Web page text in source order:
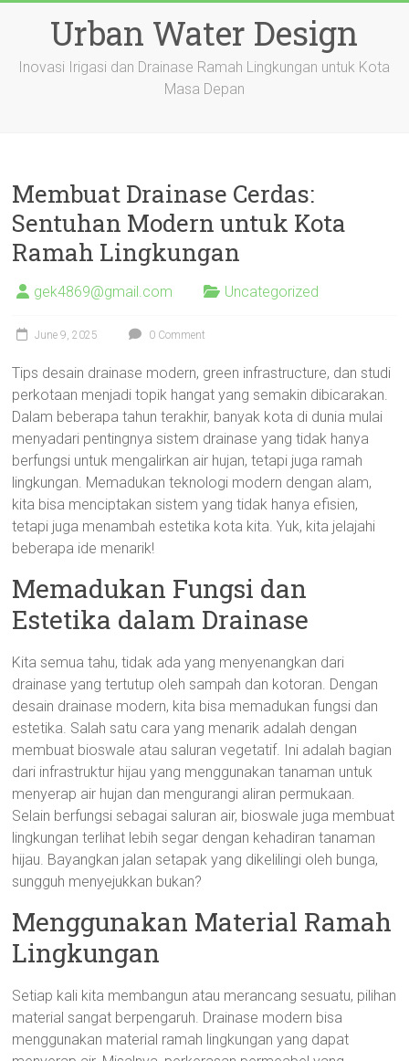
Urban Water Design
Inovasi Irigasi dan Drainase Ramah Lingkungan untuk Kota
Masa Depan
Membuat Drainase Cerdas:
Sentuhan Modern untuk Kota
Ramah Lingkungan
gek4869@gmail.com Uncategorized
June 9, 2025 0 Comment
Tips desain drainase modern, green infrastructure, dan studi
perkotaan menjadi topik hangat yang semakin dibicarakan.
Dalam beberapa tahun terakhir, banyak kota di dunia mulai
menyadari pentingnya sistem drainase yang tidak hanya
berfungsi untuk mengalirkan air hujan, tetapi juga ramah
lingkungan. Memadukan teknologi modern dengan alam,
kita bisa menciptakan sistem yang tidak hanya efisien,
tetapi juga menambah estetika kota kita. Yuk, kita jelajahi
beberapa ide menarik!
Memadukan Fungsi dan
Estetika dalam Drainase
Kita semua tahu, tidak ada yang menyenangkan dari
drainase yang tertutup oleh sampah dan kotoran. Dengan
desain drainase modern, kita bisa memadukan fungsi dan
estetika. Salah satu cara yang menarik adalah dengan
membuat bioswale atau saluran vegetatif. Ini adalah bagian
dari infrastruktur hijau yang menggunakan tanaman untuk
menyerap air hujan dan mengurangi aliran permukaan.
Selain berfungsi sebagai saluran air, bioswale juga membuat
lingkungan terlihat lebih segar dengan kehadiran tanaman
hijau. Bayangkan jalan setapak yang dikelilingi oleh bunga,
sungguh menyejukkan bukan?
Menggunakan Material Ramah
Lingkungan
Setiap kali kita membangun atau merancang sesuatu, pilihan
material sangat berpengaruh. Drainase modern bisa
menggunakan material ramah lingkungan yang dapat